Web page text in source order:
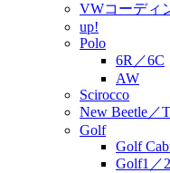
VWコーディ
up!
Polo
6R／6C
AW
Scirocco
New Beetle／
Golf
Golf
Golf1／